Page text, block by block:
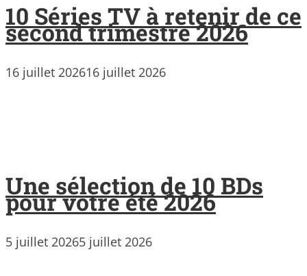
10 Séries TV à retenir de ce
second trimestre 2026
16 juillet 202616 juillet 2026
Une sélection de 10 BDs
pour votre été 2026
5 juillet 20265 juillet 2026